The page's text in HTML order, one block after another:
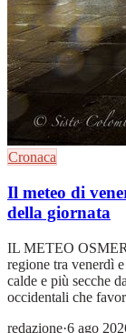
Cronaca
Il meteo di
della giornata
IL METEO
regione tra venerdì
calde e più secche
occidentali che
redazione·6 ago